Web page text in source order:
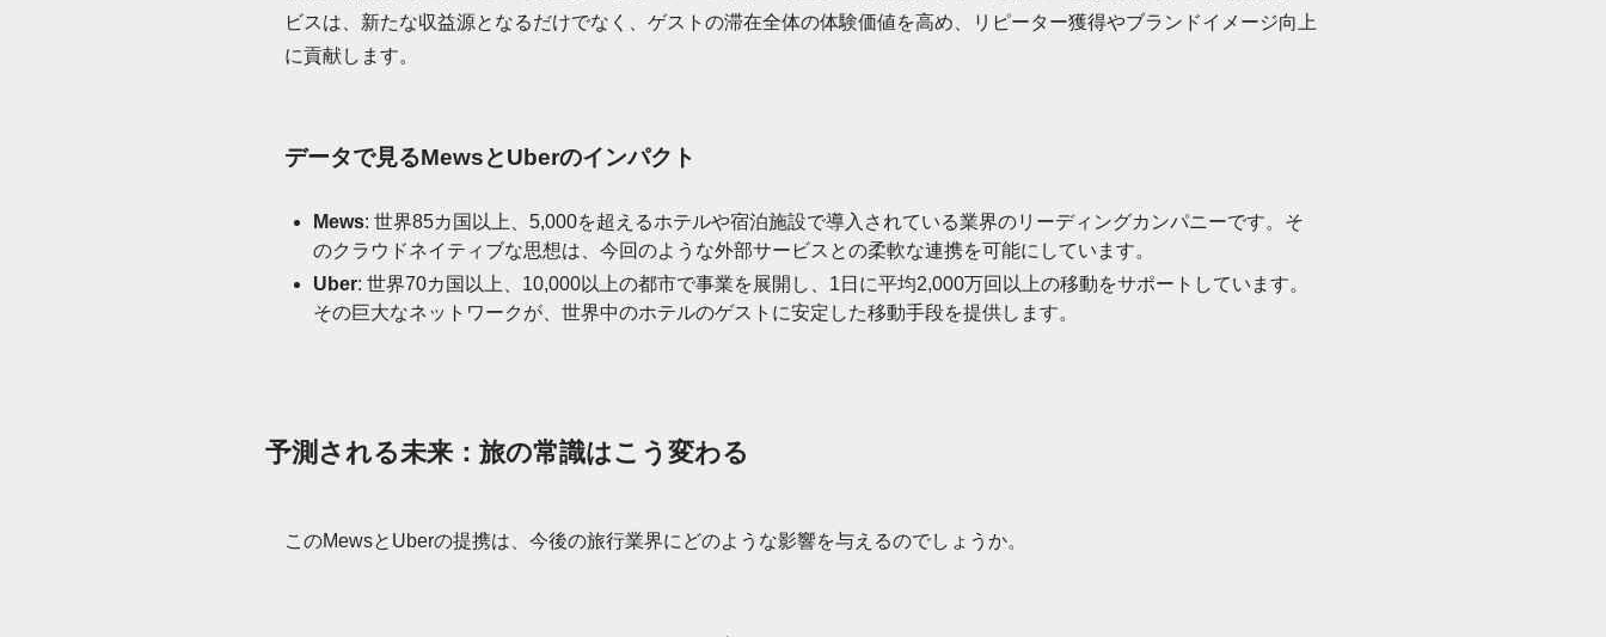
ビスは、新たな収益源となるだけでなく、ゲストの滞在全体の体験価値を高め、リピーター獲得やブランドイメージ向上
に貢献します。
データで見るMewsとUberのインパクト
Mews: 世界85カ国以上、5,000を超えるホテルや宿泊施設で導入されている業界のリーディングカンパニーです。そ
のクラウドネイティブな思想は、今回のような外部サービスとの柔軟な連携を可能にしています。
Uber: 世界70カ国以上、10,000以上の都市で事業を展開し、1日に平均2,000万回以上の移動をサポートしています。
その巨大なネットワークが、世界中のホテルのゲストに安定した移動手段を提供します。
予測される未来：旅の常識はこう変わる
このMewsとUberの提携は、今後の旅行業界にどのような影響を与えるのでしょうか。